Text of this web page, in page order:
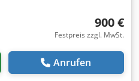
900 €
Festpreis zzgl. MwSt.
Anrufen